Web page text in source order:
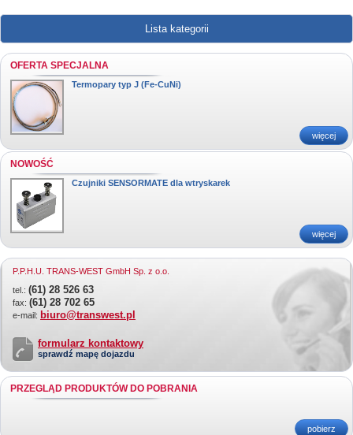
Lista kategorii
OFERTA SPECJALNA
Termopary typ J (Fe-CuNi)
więcej
NOWOŚĆ
Czujniki SENSORMATE dla wtryskarek
więcej
P.P.H.U. TRANS-WEST GmbH Sp. z o.o.
tel.: (61) 28 526 63
fax: (61) 28 702 65
e-mail: biuro@transwest.pl
formularz kontaktowy
sprawdź mapę dojazdu
PRZEGLĄD PRODUKTÓW DO POBRANIA
pobierz